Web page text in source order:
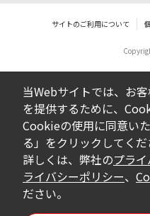
サイトのご利用について
当Webサイトでは、お
を提供するために、
Cookieの使用に同意い
る」をクリックしてくだ
詳しくは、弊社のプラ
ライバシーポリシー、
ださい。